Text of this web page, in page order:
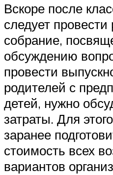
Вскоре после
следует провести
собрание,
обсуждению
провести
родителей с
детей, нужно
затраты. Для
заранее
стоимость всех
вариантов